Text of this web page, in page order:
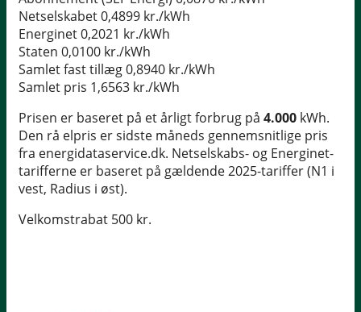
Netselskabet0,4899 kr./kWh
Energinet0,2021 kr./kWh
Staten 0,0100 kr./kWh
Samlet fast tillæg0,8940 kr./kWh
Samlet pris 1,6563 kr./kWh
Prisen er baseret på et årligt forbrug på 4.000 kWh.
Den rå elpris er sidste måneds gennemsnitlige pris
fra energidataservice.dk. Netselskabs- og Energinet-
tarifferne er baseret på gældende 2025-tariffer (N1 i
vest, Radius i øst).
Velkomstrabat 500 kr.